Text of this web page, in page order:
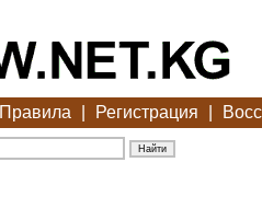
Правила Регистрация